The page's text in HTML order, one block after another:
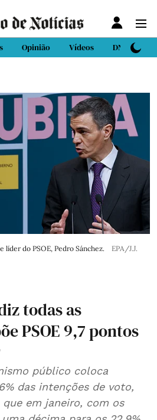
Opinião Vídeos DN Sport
do PSOE, Pedro Sánchez.
EPA/J.J.
todas as
PSOE 9,7 pontos
público coloca
das intenções de voto,
em janeiro, com os